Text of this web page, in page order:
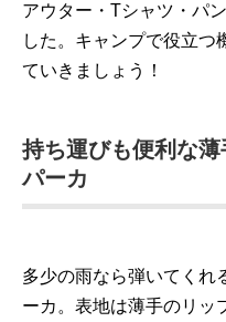
アウター・Tシャツ・パ
した。キャンプで役立つ
ていきましょう！
持ち運びも便利な
パーカ
多少の雨なら弾いてくれ
ーカ。表地は薄手のリッ